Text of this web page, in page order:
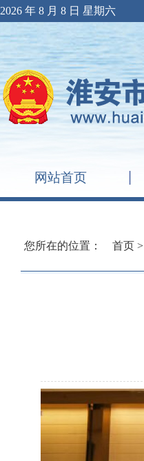
2026 年 8 月 8 日 星期六
网站首页
您所在的位置： 首页 >